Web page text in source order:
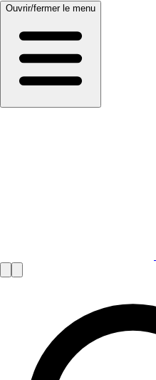
Ouvrir/fermer le menu